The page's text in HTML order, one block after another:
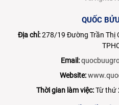
QUỐC
Địa chỉ:278/19 Đường Trần Thị
Email:
Website:
Thời gian làm việc:Từ thứ